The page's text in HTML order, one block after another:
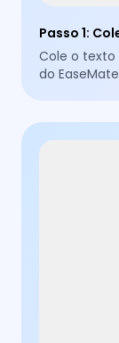
Passo 1:
Cole o
do